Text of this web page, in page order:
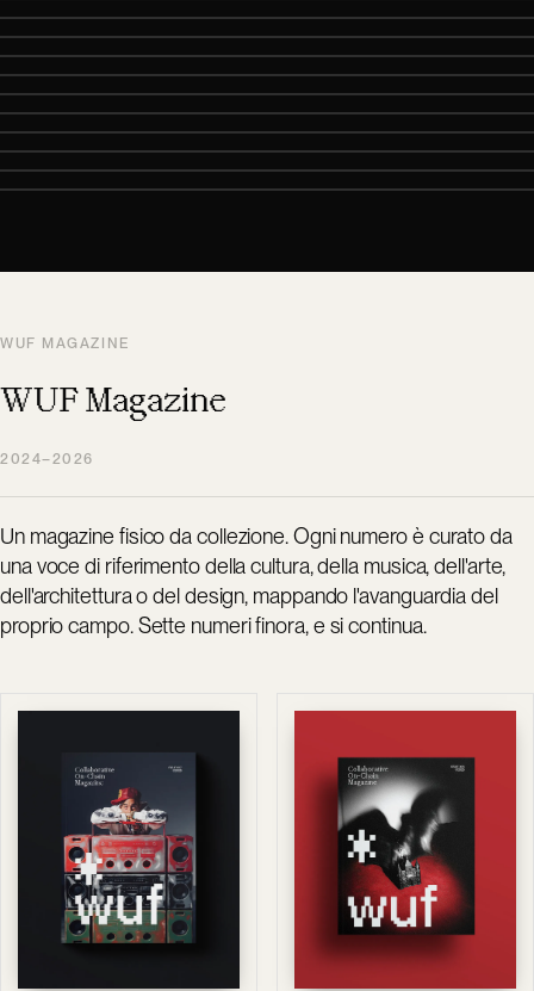
WUF MAGAZINE
WUF Magazine
2024–2026
Un magazine fisico da collezione. Ogni numero è curato da
una voce di riferimento della cultura, della musica, dell'arte,
dell'architettura o del design, mappando l'avanguardia del
proprio campo. Sette numeri finora, e si continua.